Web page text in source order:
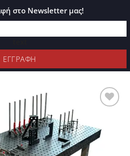
ΚΑΤΆΛΟΓΟΣ PLEXIGLASS
ΦΊΛΤΡΑ
στη Λίστα
Επιθυμιών
στο Newsletter μας!